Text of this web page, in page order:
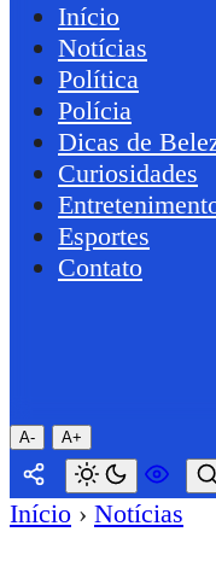
Início
Notícias
Política
Polícia
Dicas de
Curiosidades
Esportes
Contato
A- A+
Início › Notícias